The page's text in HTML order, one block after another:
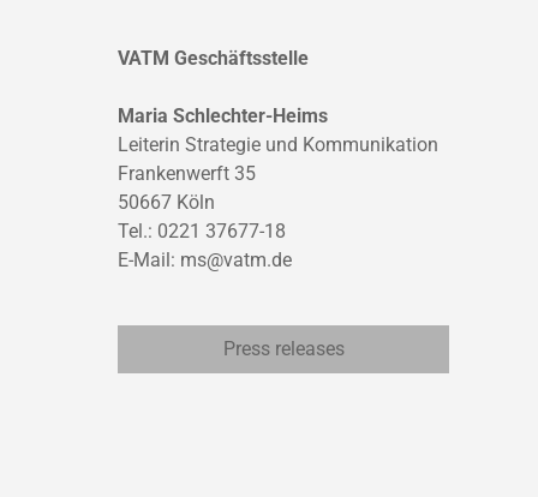
VATM Geschäftsstelle
Maria Schlechter-Heims
Leiterin Strategie und Kommunikation
Frankenwerft 35
50667 Köln
Tel.: 0221 37677-18
E-Mail: ms@vatm.de
Press releases